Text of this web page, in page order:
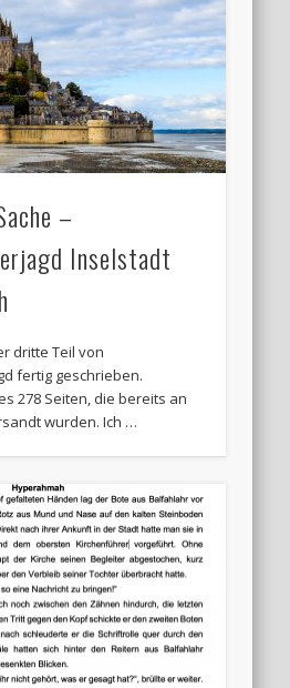
–
Inselstadt
dritte Teil von
fertig geschrieben.
278 Seiten, die bereits an
wurden. Ich …